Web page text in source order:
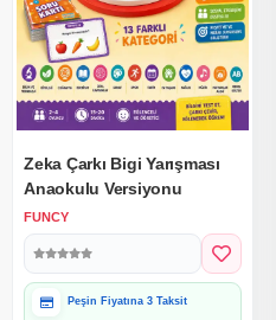
Zeka Çarkı Bigi Yarışması
Anaokulu Versiyonu
FUNCY
Hediye Paketine Uygun